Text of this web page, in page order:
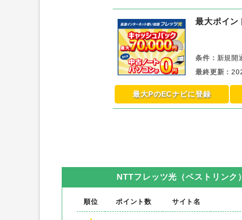
最大ポイン
条件： 新規開
最終更新 ：
最大PのECナビに登録
NTTフレッツ光（ベストリンク
順位 ポイント数 サイト名